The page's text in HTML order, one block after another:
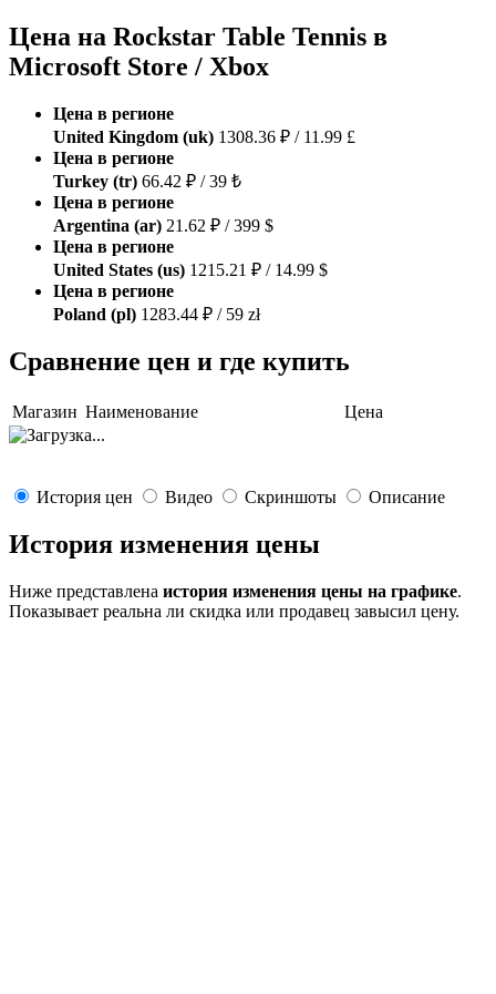
Цена на Rockstar Table Tennis в
Microsoft Store / Xbox
Цена в регионе
United Kingdom (uk) 1308.36 ₽ / 11.99 £
Цена в регионе
Turkey (tr) 66.42 ₽ / 39 ₺
Цена в регионе
Argentina (ar) 21.62 ₽ / 399 $
Цена в регионе
United States (us) 1215.21 ₽ / 14.99 $
Цена в регионе
Poland (pl) 1283.44 ₽ / 59 zł
Сравнение цен и где купить
Магазин Наименование Цена
История цен Видео Скриншоты Описание
История изменения цены
Ниже представлена история изменения цены на графике.
Показывает реальна ли скидка или продавец завысил цену.